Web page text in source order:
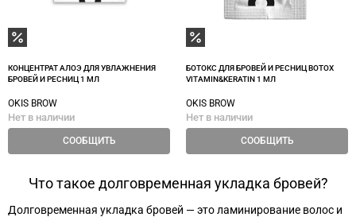
КОНЦЕНТРАТ АЛОЭ ДЛЯ УВЛАЖНЕНИЯ
БРОВЕЙ И РЕСНИЦ 1 МЛ
OKIS BROW
Нет в наличии
СООБЩИТЬ
БОТОКС ДЛЯ БРОВЕЙ И РЕСНИЦ BOTOX
VITAMIN&KERATIN 1 МЛ
OKIS BROW
Нет в наличии
СООБЩИТЬ
Что такое долговременная укладка бровей?
Долговременная укладка бровей —это ламинирование волос и